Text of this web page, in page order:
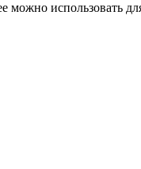
можно использовать